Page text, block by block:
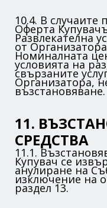
10.4. В случаите
Оферта
Развлекателна
от
Номиналната
условията на
свързаните
Организатора,
възстановяване.
11.
СРЕДСТВА
11.1.
Купувач се
анулиране на
изключение на
раздел 13.